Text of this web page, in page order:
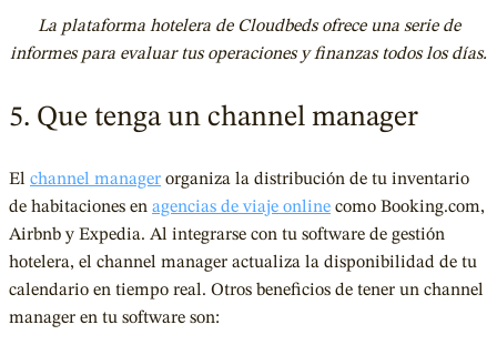
La plataforma hotelera de Cloudbeds ofrece una serie de
informes para evaluar tus operaciones y finanzas todos los días.
5. Que tenga un channel manager
El channel manager organiza la distribución de tu inventario
de habitaciones en agencias de viaje online como Booking.com,
Airbnb y Expedia. Al integrarse con tu software de gestión
hotelera, el channel manager actualiza la disponibilidad de tu
calendario en tiempo real. Otros beneficios de tener un channel
manager en tu software son: